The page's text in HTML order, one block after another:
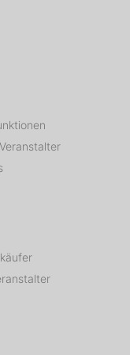
das
Durlach ab.